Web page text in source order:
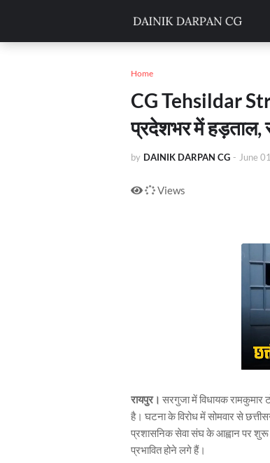
Home
CG Tehsildar
प्रदेशभर में हड़ताल,
by DAINIK DARPAN CG - June
Views
रायपुर। सरगुजा में विधायक रामकुमार
है। घटना के विरोध में सोमवार से
प्रशासनिक सेवा संघ के आह्वान पर
प्रभावित होने लगे हैं।